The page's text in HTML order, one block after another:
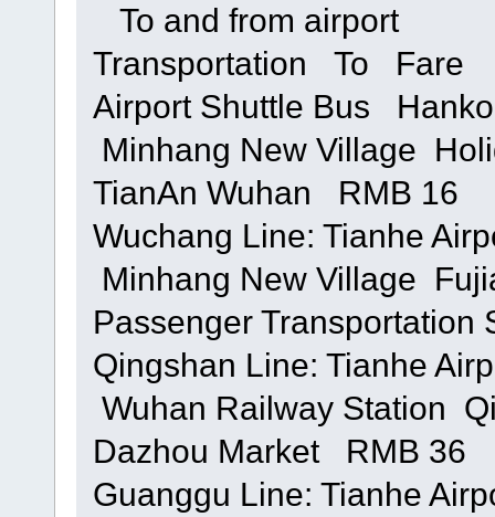
To and from airport
Transportation To Fare
Airport Shuttle Bus
 Minhang New Village 
TianAn Wuhan RMB 16
Wuchang Line: Tianhe
 Minhang New Village 
Passenger
Qingshan Line: Tianhe
 Wuhan Railway Station 
Dazhou Market RMB 36
Guanggu Line: Tianhe